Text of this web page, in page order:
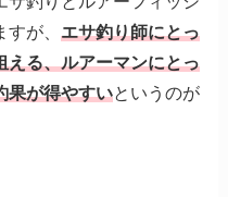
すが、エサ釣り師にとっ
える、ルアーマンにとっ
果が得やすいというのが